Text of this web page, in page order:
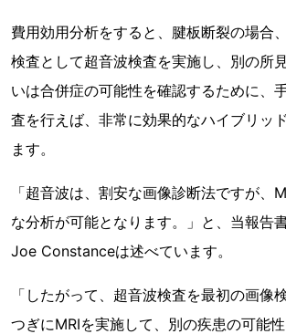
費用効用分析をすると、腱板断裂の場合
検査として超音波検査を実施し、別の所
いは合併症の可能性を確認するために、
査を行えば、非常に効果的なハイブリッ
ます。
「超音波は、割安な画像診断法ですが、
な分析が可能となります。」と、当報告
Joe Constanceは述べています。
「したがって、超音波検査を最初の画像
つぎにMRIを実施して、別の疾患の可能